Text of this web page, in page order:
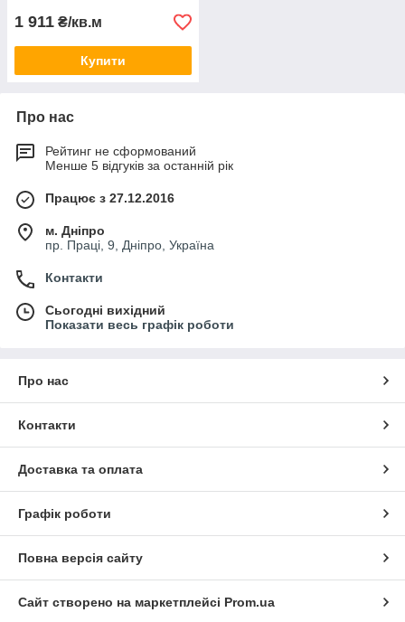
1 911 ₴/кв.м
Купити
Про нас
Рейтинг не сформований
Менше 5 відгуків за останній рік
Працює з 27.12.2016
м. Дніпро
пр. Праці, 9, Дніпро, Україна
Контакти
Сьогодні вихідний
Показати весь графік роботи
Про нас
Контакти
Доставка та оплата
Графік роботи
Повна версія сайту
Сайт створено на маркетплейсі Prom.ua